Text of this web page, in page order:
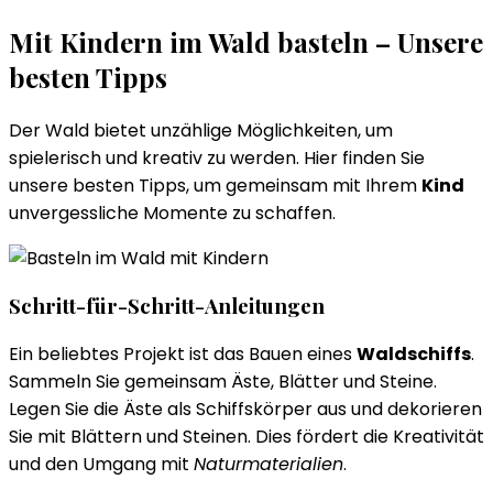
Mit Kindern im Wald basteln – Unsere
besten Tipps
Der Wald bietet unzählige Möglichkeiten, um
spielerisch und kreativ zu werden. Hier finden Sie
unsere besten Tipps, um gemeinsam mit Ihrem Kind
unvergessliche Momente zu schaffen.
Schritt-für-Schritt-Anleitungen
Ein beliebtes Projekt ist das Bauen einesWaldschiffs.
Sammeln Sie gemeinsam Äste, Blätter und Steine.
Legen Sie die Äste als Schiffskörper aus und dekorieren
Sie mit Blättern und Steinen. Dies fördert die Kreativität
und den Umgang mit Naturmaterialien.